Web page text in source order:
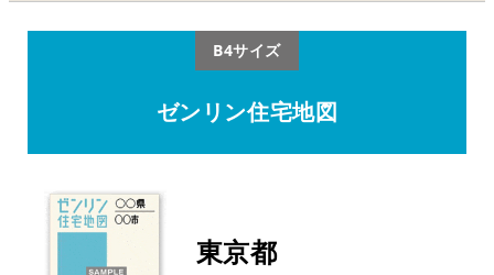
B4サイズ
ゼンリン住宅地図
東京都